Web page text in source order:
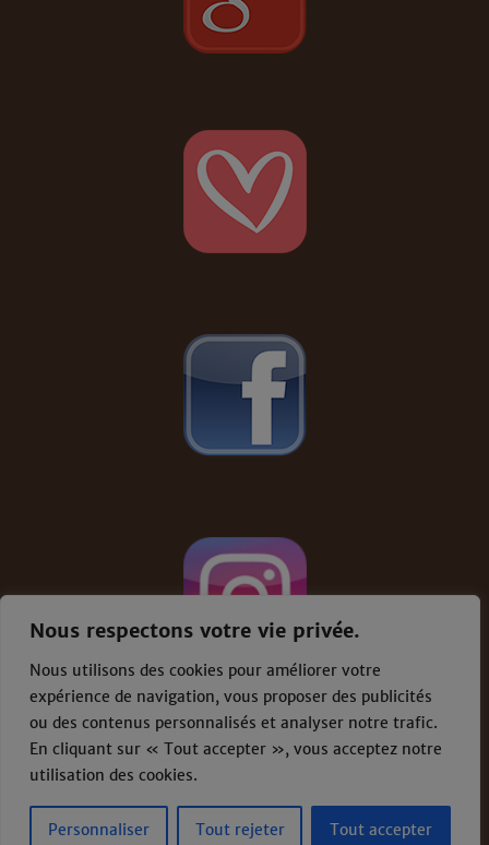
Nous respectons votre vie privée.
Nous utilisons des cookies pour améliorer votre
expérience de navigation, vous proposer des publicités
ou des contenus personnalisés et analyser notre trafic.
En cliquant sur « Tout accepter », vous acceptez notre
utilisation des cookies.
Personnaliser Tout rejeter Tout accepter
Conditions générales de vente-Mentions
Proudly powered by WordPress